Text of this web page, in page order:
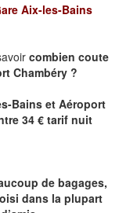
Aix-les-Bains
combien coute
Chambéry ?
Bains et Aéroport
34 € tarif nuit
de bagages,
dans la plupart